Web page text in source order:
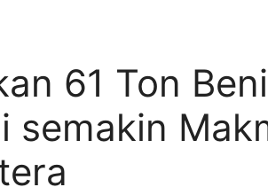
61 Ton
semakin